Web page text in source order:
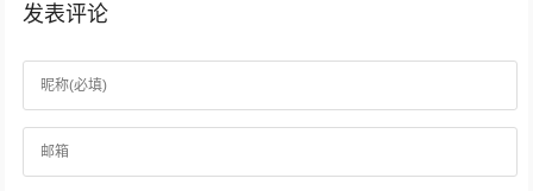
发表评论